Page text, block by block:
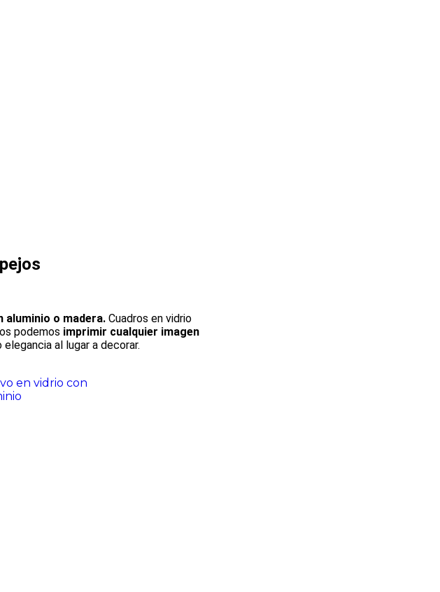
o madera.Cuadros en vidrio
podemos imprimir cualquier imagen
elegancia al lugar a decorar.